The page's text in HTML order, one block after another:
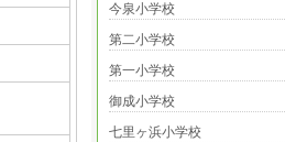
今泉小学校
第二小学校
第一小学校
御成小学校
七里ヶ浜小学校